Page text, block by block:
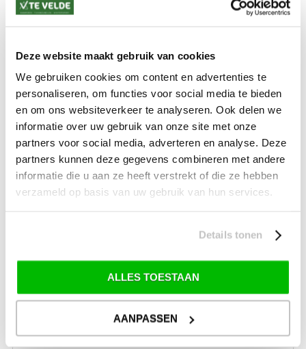
Deze website maakt gebruik van cookies
We gebruiken cookies om content en advertenties te
personaliseren, om functies voor social media te bieden
en om ons websiteverkeer te analyseren. Ook delen we
informatie over uw gebruik van onze site met onze
partners voor social media, adverteren en analyse. Deze
partners kunnen deze gegevens combineren met andere
informatie die u aan ze heeft verstrekt of die ze hebben
verzameld op basis van uw gebruik van hun services.
Details tonen
ALLES TOESTAAN
AANPASSEN
*) Voor grotere pakketverzendingen en bijzondere (buitenland) bestemmingen kunnen
Waar is ons bedrijf gevestigd?
Nieuw Buinen (Stadskanaal)
+31 (0) 599-613946
info@tevelde.nl
Schrijf je in voor onze nieuwsbrief!
SKI-SNOWBOARDONDERHOUD
> Alles over ski- en snowboard onderhoud
> Alles over ski-binding controle